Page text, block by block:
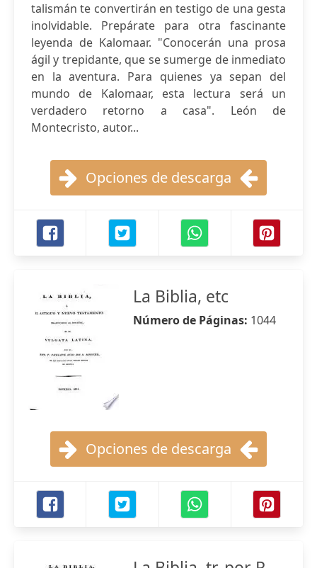
talismán te convertirán en testigo de una gesta
inolvidable. Prepárate para otra fascinante
leyenda de Kalomaar. "Conocerán una prosa
ágil y trepidante, que se sumerge de inmediato
en la aventura. Para quienes ya sepan del
mundo de Kalomaar, esta lectura será un
verdadero retorno a casa". León de
Montecristo, autor...
Opciones de descarga
La Biblia, etc
Número de Páginas: 1044
Opciones de descarga